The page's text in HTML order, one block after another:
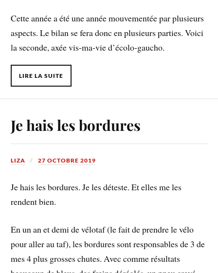
Cette année a été une année mouvementée par plusieurs
aspects. Le bilan se fera donc en plusieurs parties. Voici
la seconde, axée vis-ma-vie d’écolo-gaucho.
LIRE LA SUITE
Je hais les bordures
LIZA 27 OCTOBRE 2019
Je hais les bordures. Je les déteste. Et elles me les
rendent bien.
En un an et demi de vélotaf (le fait de prendre le vélo
pour aller au taf), les bordures sont responsables de 3 de
mes 4 plus grosses chutes. Avec comme résultats